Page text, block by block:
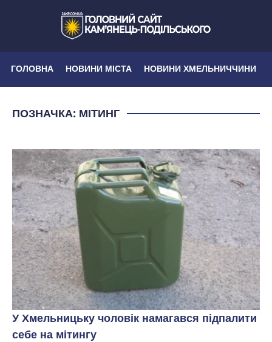
ГОЛОВНА НОВИНИ МІСТА НОВИНИ ХМЕЛЬНИЧЧИНИ
ПОЗНАЧКА: МІТИНГ
У Хмельницьку чоловік намагався підпалити
себе на мітингу